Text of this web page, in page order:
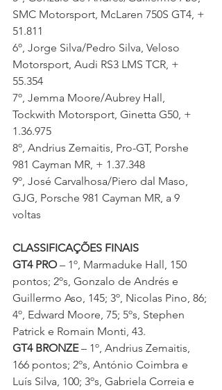
SMC Motorsport, McLaren 750S GT4, +
51.811
6º, Jorge Silva/Pedro Silva, Veloso
Motorsport, Audi RS3 LMS TCR, +
55.354
7º, Jemma Moore/Aubrey Hall,
Tockwith Motorsport, Ginetta G50, +
1.36.975
8º, Andrius Zemaitis, Pro-GT, Porshe
981 Cayman MR, + 1.37.348
9º, José Carvalhosa/Piero dal Maso,
GJG, Porsche 981 Cayman MR, a 9
voltas
CLASSIFICAÇÕES FINAIS
GT4 PRO – 1º, Marmaduke Hall, 150
pontos; 2ºs, Gonzalo de Andrés e
Guillermo Aso, 145; 3º, Nicolas Pino, 86;
4º, Edward Moore, 75; 5ºs, Stephen
Patrick e Romain Monti, 43.
GT4 BRONZE – 1º, Andrius Zemaitis,
166 pontos; 2ºs, António Coimbra e
Luís Silva, 100; 3ºs, Gabriela Correia e